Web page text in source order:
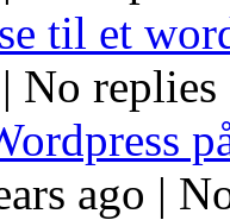
til et
No replies
ago |